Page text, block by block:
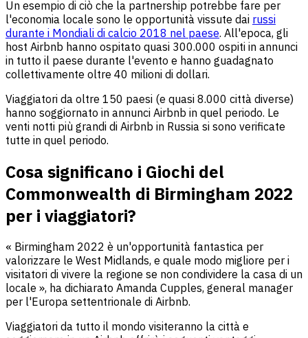
Un esempio di ciò che la partnership potrebbe fare per
l'economia locale sono le opportunità vissute dai russi
durante i Mondiali di calcio 2018 nel paese. All'epoca, gli
host Airbnb hanno ospitato quasi 300.000 ospiti in annunci
in tutto il paese durante l'evento e hanno guadagnato
collettivamente oltre 40 milioni di dollari.
Viaggiatori da oltre 150 paesi (e quasi 8.000 città diverse)
hanno soggiornato in annunci Airbnb in quel periodo. Le
venti notti più grandi di Airbnb in Russia si sono verificate
tutte in quel periodo.
Cosa significano i Giochi del
Commonwealth di Birmingham 2022
per i viaggiatori?
« Birmingham 2022 è un'opportunità fantastica per
valorizzare le West Midlands, e quale modo migliore per i
visitatori di vivere la regione se non condividere la casa di un
locale », ha dichiarato Amanda Cupples, general manager
per l'Europa settentrionale di Airbnb.
Viaggiatori da tutto il mondo visiteranno la città e